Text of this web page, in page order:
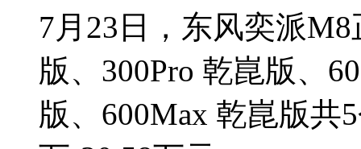
7月23日，东风奕派
版、300Pro 乾崑版、
版、600Max 乾崑版共